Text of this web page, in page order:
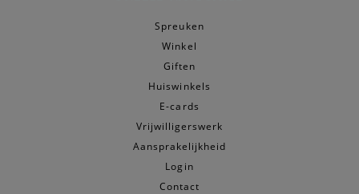
Spreuken
Winkel
Giften
Huiswinkels
E-cards
Vrijwilligerswerk
Aansprakelijkheid
Login
Contact